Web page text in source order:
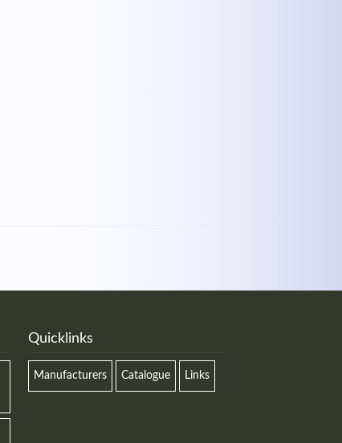
Quicklinks
Manufacturers Catalogue Links